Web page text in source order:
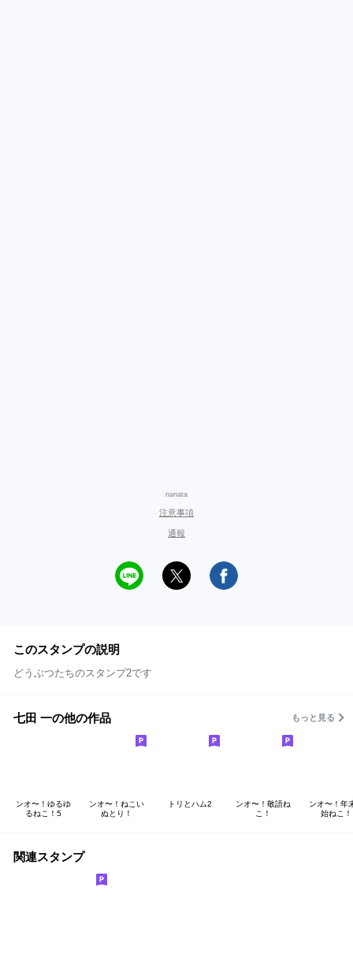
nanata
注意事項
通報
このスタンプの説明
どうぶつたちのスタンプ2です
七田 一の他の作品 もっと見る
ンオ〜！ゆるゆ
るねこ！5
ンオ〜！ねこい
ぬとり！
トリとハム2
ンオ〜！敬語ね
こ！
ンオ〜！年
始ねこ！
関連スタンプ